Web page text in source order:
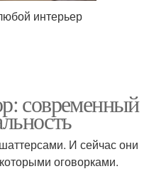
интерьер
современный
И сейчас они
оговорками.